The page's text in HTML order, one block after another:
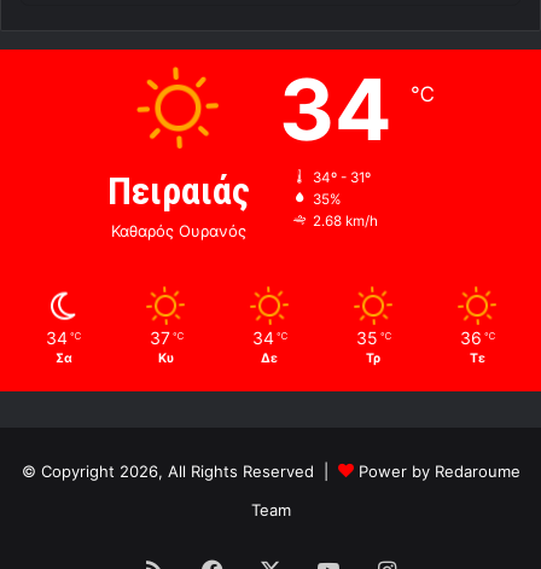
Πειραιάς
Καθαρός Ουρανός
34 ℃
34º - 31º
35%
2.68 km/h
34 ℃
Σα
37 ℃
Κυ
34 ℃
Δε
35 ℃
Τρ
36 ℃
Τε
© Copyright 2026, All Rights Reserved |
Power by Redaroume
Team